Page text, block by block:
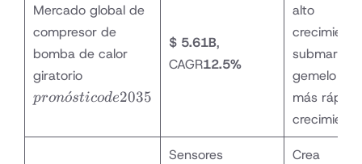
Mercado global de
compresor de
bomba de calor
giratorio
de 2035
prono
ˊsticode2035
$ 5.61B,
CAGR12.5%
alto
submarket
gemelo de
más rápido
crecimiento
Sensores
Crea